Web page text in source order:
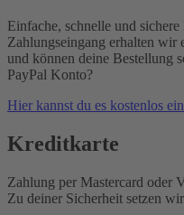
Einfache, schnelle und
Zahlungseingang erhalten wir
und können deine Bestellung
PayPal Konto?
Hier kannst du es kostenlos
Kreditkarte
Zahlung per Mastercard oder
Zu deiner Sicherheit setzen